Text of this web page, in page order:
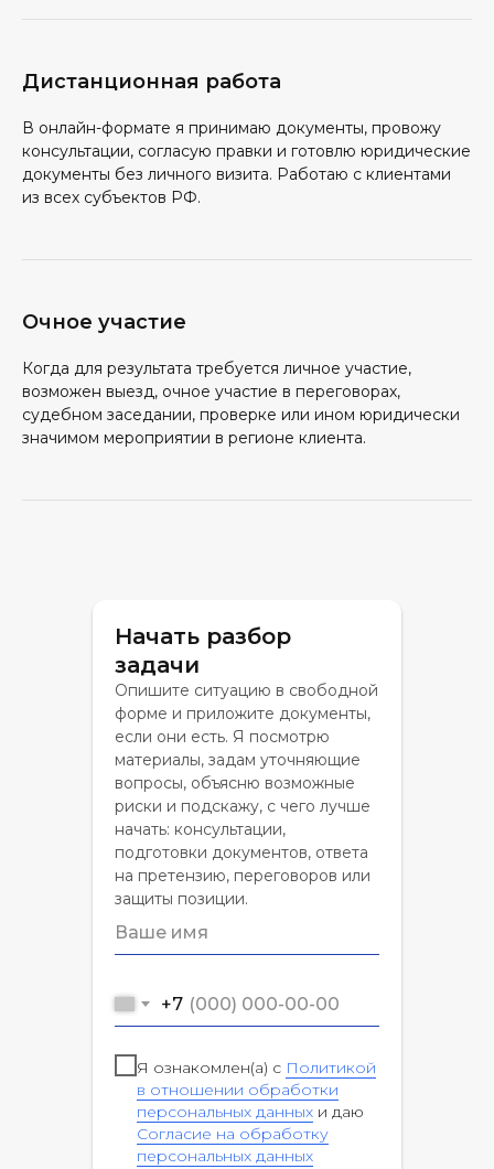
Дистанционная работа
В онлайн-формате я принимаю документы, провожу
консультации, согласую правки и готовлю юридические
документы без личного визита. Работаю с клиентами
из всех субъектов РФ.
Очное участие
Когда для результата требуется личное участие,
возможен выезд, очное участие в переговорах,
судебном заседании, проверке или ином юридически
значимом мероприятии в регионе клиента.
Начать разбор
задачи
Опишите ситуацию в свободной
форме и приложите документы,
если они есть. Я посмотрю
материалы, задам уточняющие
вопросы, объясню возможные
риски и подскажу, с чего лучше
начать: консультации,
подготовки документов, ответа
на претензию, переговоров или
защиты позиции.
+7
Я ознакомлен(а) с Политикой
в отношении обработки
персональных данных и даю
Согласие на обработку
персональных данных